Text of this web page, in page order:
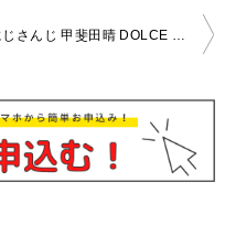
にじさんじ 甲斐田晴 DOLCE 高価買取！